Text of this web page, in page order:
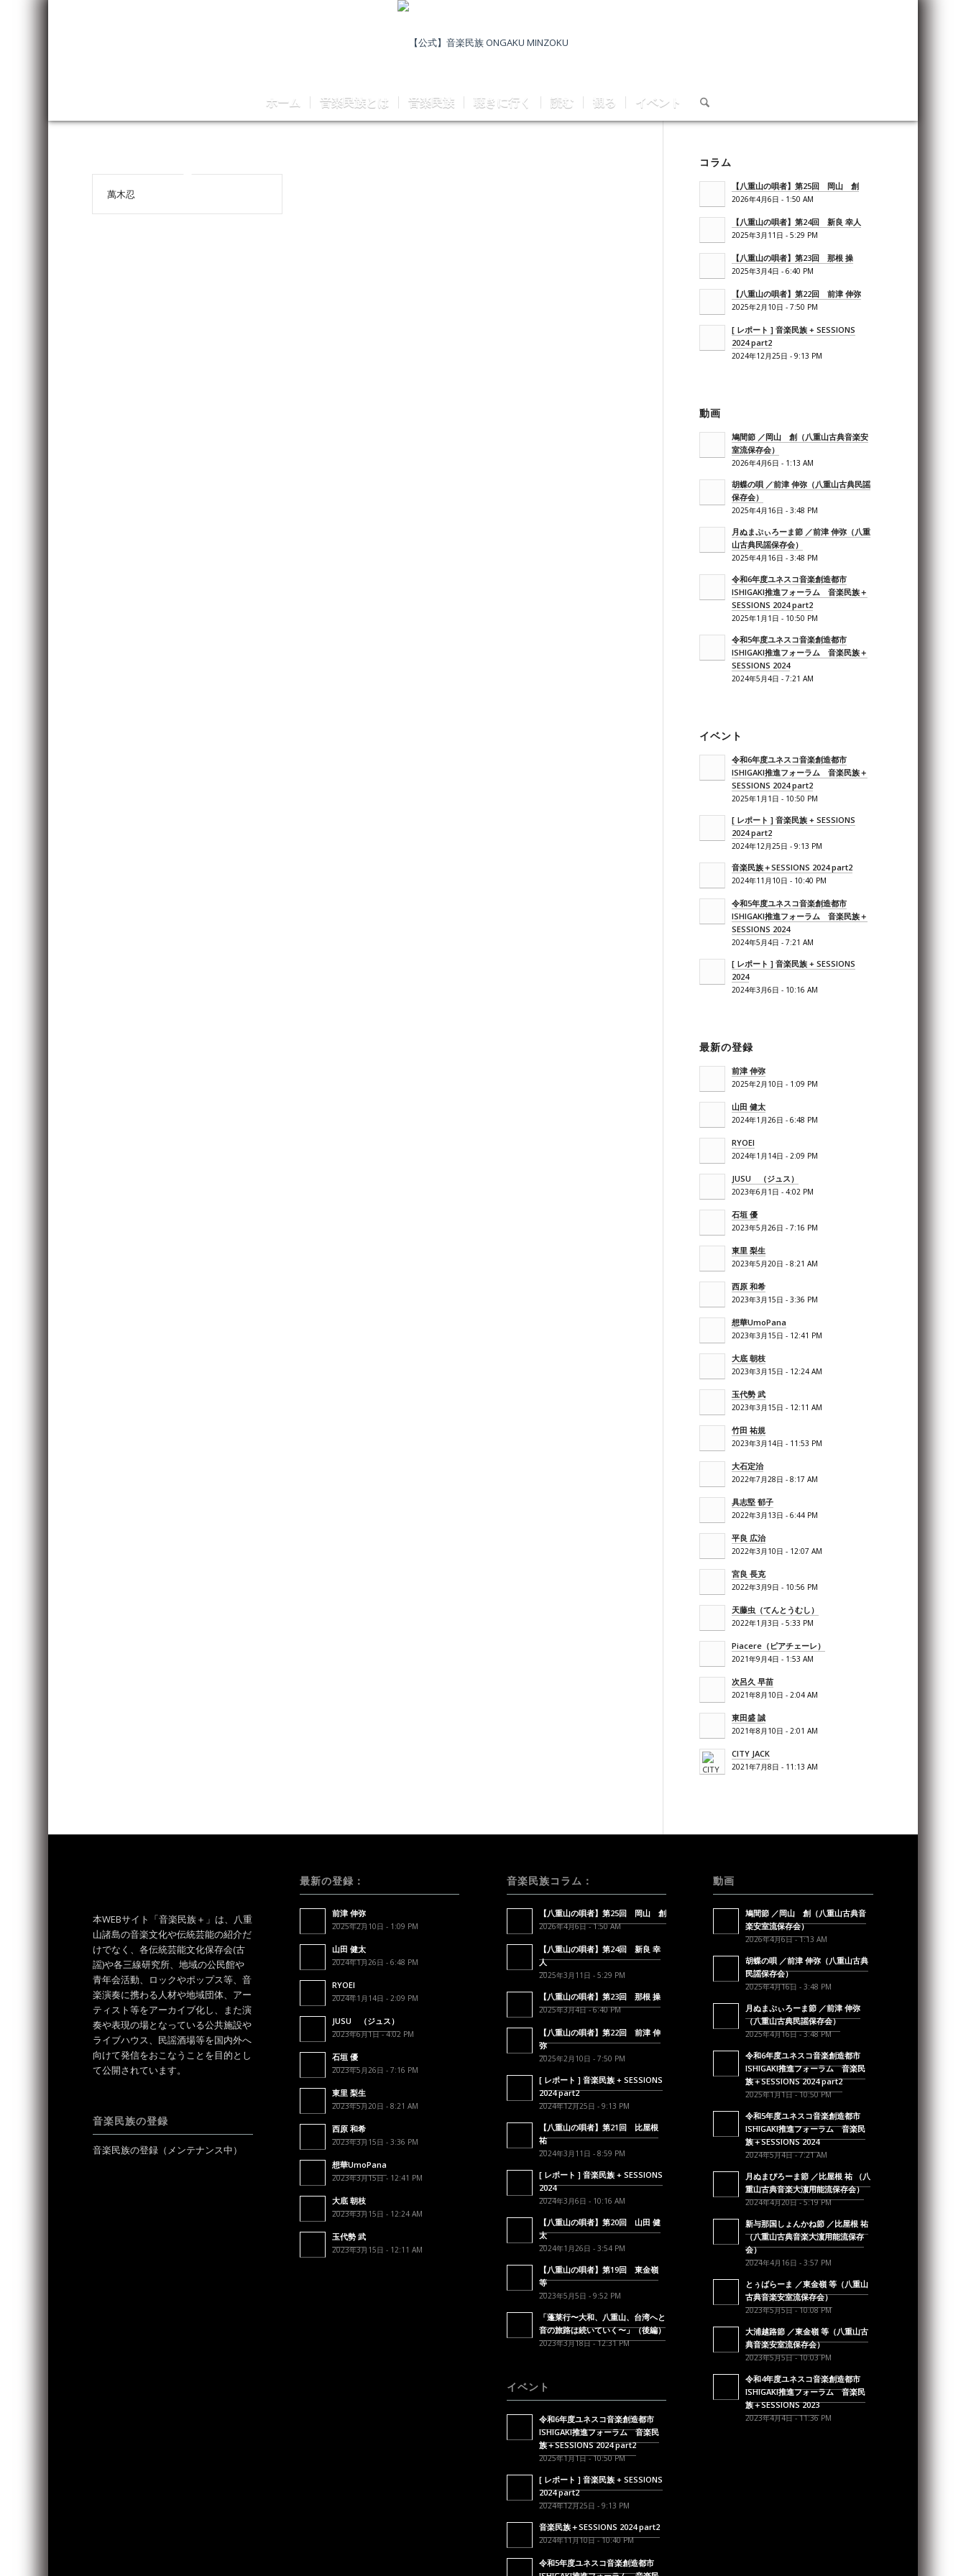
ホーム 音楽民族とは 音楽民族 聴きに行く 読む 観る イベント
萬木忍
コラム
【八重山の唄者】第25回 岡山 創
2026年4月6日 - 1:50 AM
【八重山の唄者】第24回 新良 幸人
2025年3月11日 - 5:29 PM
【八重山の唄者】第23回 那根 操
2025年3月4日 - 6:40 PM
【八重山の唄者】第22回 前津 伸弥
2025年2月10日 - 7:50 PM
[ レポート ] 音楽民族 + SESSIONS
2024 part2
2024年12月25日 - 9:13 PM
動画
鳩間節 ／岡山 創（八重山古典音楽安
室流保存会）
2026年4月6日 - 1:13 AM
胡蝶の唄 ／前津 伸弥（八重山古典民謡
保存会）
2025年4月16日 - 3:48 PM
月ぬまぷぃろーま節 ／前津 伸弥（八重
山古典民謡保存会）
2025年4月16日 - 3:48 PM
令和6年度ユネスコ音楽創造都市
ISHIGAKI推進フォーラム 音楽民族＋
SESSIONS 2024 part2
2025年1月1日 - 10:50 PM
令和5年度ユネスコ音楽創造都市
ISHIGAKI推進フォーラム 音楽民族＋
SESSIONS 2024
2024年5月4日 - 7:21 AM
イベント
令和6年度ユネスコ音楽創造都市
ISHIGAKI推進フォーラム 音楽民族＋
SESSIONS 2024 part2
2025年1月1日 - 10:50 PM
[ レポート ] 音楽民族 + SESSIONS
2024 part2
2024年12月25日 - 9:13 PM
音楽民族＋SESSIONS 2024 part2
2024年11月10日 - 10:40 PM
令和5年度ユネスコ音楽創造都市
ISHIGAKI推進フォーラム 音楽民族＋
SESSIONS 2024
2024年5月4日 - 7:21 AM
[ レポート ] 音楽民族 + SESSIONS
2024
2024年3月6日 - 10:16 AM
最新の登録
前津 伸弥
2025年2月10日 - 1:09 PM
山田 健太
2024年1月26日 - 6:48 PM
RYOEI
2024年1月14日 - 2:09 PM
JUSU （ジュス）
2023年6月1日 - 4:02 PM
石垣 優
2023年5月26日 - 7:16 PM
東里 梨生
2023年5月20日 - 8:21 AM
西原 和希
2023年3月15日 - 3:36 PM
想華UmoPana
2023年3月15日 - 12:41 PM
大底 朝枝
2023年3月15日 - 12:24 AM
玉代勢 武
2023年3月15日 - 12:11 AM
竹田 祐規
2023年3月14日 - 11:53 PM
大石定治
2022年7月28日 - 8:17 AM
具志堅 郁子
2022年3月13日 - 6:44 PM
平良 広治
2022年3月10日 - 12:07 AM
宮良 長克
2022年3月9日 - 10:56 PM
天藤虫（てんとうむし）
2022年1月3日 - 5:33 PM
Piacere（ピアチェーレ）
2021年9月4日 - 1:53 AM
次呂久 早苗
2021年8月10日 - 2:04 AM
東田盛 誠
2021年8月10日 - 2:01 AM
CITY JACK
2021年7月8日 - 11:13 AM
本WEBサイト「音楽民族＋」は、八重
山諸島の音楽文化や伝統芸能の紹介だ
けでなく、各伝統芸能文化保存会(古
謡)や各三線研究所、地域の公民館や
青年会活動、ロックやポップス等、音
楽演奏に携わる人材や地域団体、アー
ティスト等をアーカイブ化し、また演
奏や表現の場となっている公共施設や
ライブハウス、民謡酒場等を国内外へ
向けて発信をおこなうことを目的とし
て公開されています。
音楽民族の登録
音楽民族の登録（メンテナンス中）
最新の登録：
前津 伸弥
2025年2月10日 - 1:09 PM
山田 健太
2024年1月26日 - 6:48 PM
RYOEI
2024年1月14日 - 2:09 PM
JUSU （ジュス）
2023年6月1日 - 4:02 PM
石垣 優
2023年5月26日 - 7:16 PM
東里 梨生
2023年5月20日 - 8:21 AM
西原 和希
2023年3月15日 - 3:36 PM
想華UmoPana
2023年3月15日 - 12:41 PM
大底 朝枝
2023年3月15日 - 12:24 AM
玉代勢 武
2023年3月15日 - 12:11 AM
音楽民族コラム：
【八重山の唄者】第25回 岡山 創
2026年4月6日 - 1:50 AM
【八重山の唄者】第24回 新良 幸
人
2025年3月11日 - 5:29 PM
【八重山の唄者】第23回 那根 操
2025年3月4日 - 6:40 PM
【八重山の唄者】第22回 前津 伸
弥
2025年2月10日 - 7:50 PM
[ レポート ] 音楽民族 + SESSIONS
2024 part2
2024年12月25日 - 9:13 PM
【八重山の唄者】第21回 比屋根
祐
2024年3月11日 - 8:59 PM
[ レポート ] 音楽民族 + SESSIONS
2024
2024年3月6日 - 10:16 AM
【八重山の唄者】第20回 山田 健
太
2024年1月26日 - 3:54 PM
【八重山の唄者】第19回 東金嶺
等
2023年5月5日 - 9:52 PM
「蓬莱行〜大和、八重山、台湾へと
音の旅路は続いていく〜」（後編）
2023年3月18日 - 12:31 PM
イベント
令和6年度ユネスコ音楽創造都市
ISHIGAKI推進フォーラム 音楽民
族＋SESSIONS 2024 part2
2025年1月1日 - 10:50 PM
[ レポート ] 音楽民族 + SESSIONS
2024 part2
2024年12月25日 - 9:13 PM
音楽民族＋SESSIONS 2024 part2
2024年11月10日 - 10:40 PM
令和5年度ユネスコ音楽創造都市
動画
鳩間節 ／岡山 創（八重山古典音
楽安室流保存会）
2026年4月6日 - 1:13 AM
胡蝶の唄 ／前津 伸弥（八重山古典
民謡保存会）
2025年4月16日 - 3:48 PM
月ぬまぷぃろーま節 ／前津 伸弥
（八重山古典民謡保存会）
2025年4月16日 - 3:48 PM
令和6年度ユネスコ音楽創造都市
ISHIGAKI推進フォーラム 音楽民
族＋SESSIONS 2024 part2
2025年1月1日 - 10:50 PM
令和5年度ユネスコ音楽創造都市
ISHIGAKI推進フォーラム 音楽民
族＋SESSIONS 2024
2024年5月4日 - 7:21 AM
月ぬまぴろーま節 ／比屋根 祐 （八
重山古典音楽大濵用能流保存会）
2024年4月20日 - 5:19 PM
新与那国しょんかね節 ／比屋根 祐
（八重山古典音楽大濵用能流保存
会）
2024年4月16日 - 3:57 PM
とぅばらーま ／東金嶺 等（八重山
古典音楽安室流保存会）
2023年5月5日 - 10:08 PM
大浦越路節 ／東金嶺 等（八重山古
典音楽安室流保存会）
2023年5月5日 - 10:03 PM
令和4年度ユネスコ音楽創造都市
ISHIGAKI推進フォーラム 音楽民
族＋SESSIONS 2023
2023年4月4日 - 11:36 PM